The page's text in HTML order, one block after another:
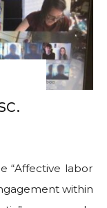
“Affective labor
within